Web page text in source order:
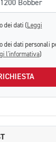
dei dati ( Leggi
dei dati personali
l'informativa)